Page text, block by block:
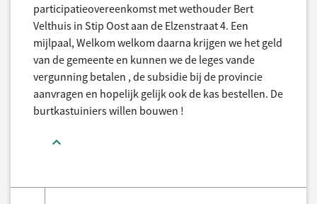
participatieovereenkomst met wethouder Bert
Velthuis in Stip Oost aan de Elzenstraat 4. Een
mijlpaal, Welkom welkom daarna krijgen we het geld
van de gemeente en kunnen we de leges vande
vergunning betalen , de subsidie bij de provincie
aanvragen en hopelijk gelijk ook de kas bestellen. De
burtkastuiniers willen bouwen !